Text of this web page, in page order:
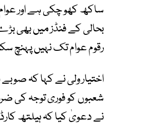
ساکھ کھو چکی ہے اور عوام
بحالی کے فنڈز میں بھی
رقوم عوام تک نہیں پہنچ
اختیار ولی نے کہا کہ
شعبوں کو فوری توجہ کی
نے دعویٰ کیا کہ ہیلتھ